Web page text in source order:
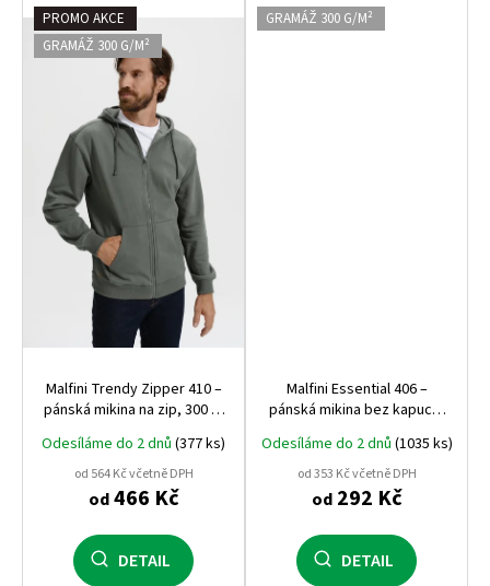
PROMO AKCE
GRAMÁŽ 300 G/M²
Malfini Trendy Zipper 410 –
pánská mikina na zip, 300 g,
počesaná vnitřní strana,
nejúspěšnější mikina Malfini
Odesíláme do 2 dnů (377 ks)
od 564 Kč včetně DPH
od466 Kč
DETAIL
GRAMÁŽ 300 G/M²
Malfini Essential 406 –
pánská mikina bez kapuce,
kvalitní a pohodlná, vhodná
pro potisk i výšivku
Odesíláme do 2 dnů (1035 ks)
od 353 Kč včetně DPH
od292 Kč
DETAIL